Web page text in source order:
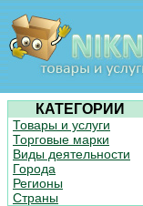
КАТЕГОРИИ
Товары и услуги
Торговые марки
Виды деятельности
Города
Регионы
Страны